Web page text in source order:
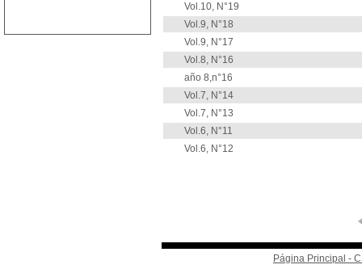
Vol.10, N°19
Vol.9, N°18
Vol.9, N°17
Vol.8, N°16
año 8,n°16
Vol.7, N°14
Vol.7, N°13
Vol.6, N°11
Vol.6, N°12
Página Principal -